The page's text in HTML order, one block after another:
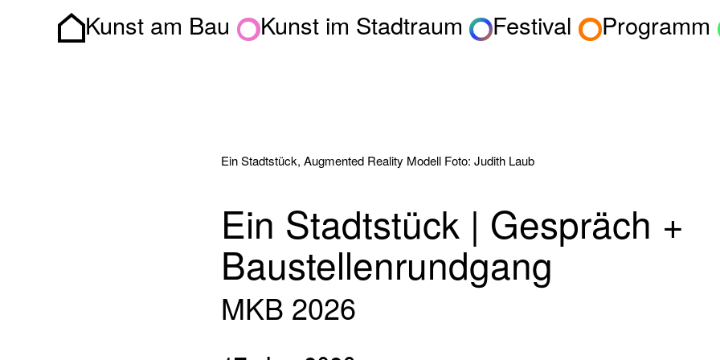
Homepage
Kunst am Bau Kunst im Stadtraum Festival Programm
Ein Stadtstück, Augmented Reality Modell Foto: Judith Laub
Ein Stadtstück | Gespräch +
Baustellenrundgang
MKB 2026